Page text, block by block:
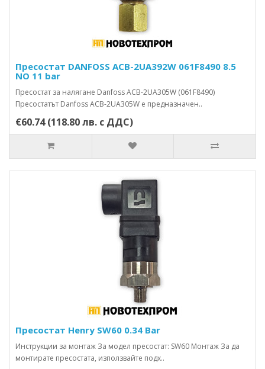
Пресостат DANFOSS ACB-2UA392W 061F8490 8.5
NO 11 bar
Пресостат за налягане Danfoss ACB-2UA305W (061F8490)
Пресостатът Danfoss ACB-2UA305W е предназначен..
€60.74 (118.80 лв. с ДДС)
Пресостат Henry SW60 0.34 Bar
Инструкции за монтаж За модел пресостат: SW60 Монтаж За да
монтирате пресостата, използвайте подх..